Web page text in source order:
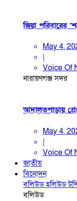
জিয়া পরিবারের
May 4,
|
Voice Of
নারায়ণগঞ্জ সদর
আদালতপাড়ায়
May 4,
|
Voice Of
জাতীয়
বিনোদন
বলিউডহলিউড
বলিউড